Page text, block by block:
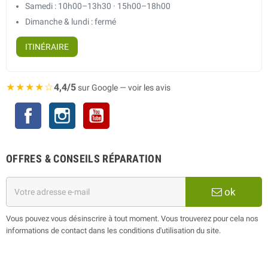
Samedi : 10h00–13h30 · 15h00–18h00
Dimanche & lundi : fermé
ITINÉRAIRE
★★★★☆4,4/5sur Google — voir les avis
Facebook Instagram
OFFRES & CONSEILS RÉPARATION
ok
Vous pouvez vous désinscrire à tout moment. Vous trouverez pour cela nos
informations de contact dans les conditions d'utilisation du site.